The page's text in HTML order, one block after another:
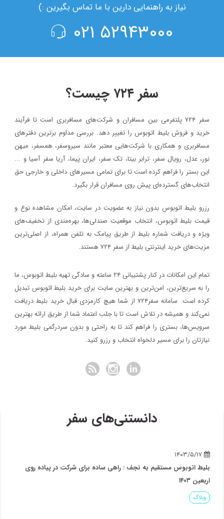
نیاز به راهنمایی دارین با ما تماس بگیرین :)
۵۲۹۴۳۰۰۰ ۰۲۱
سفر ۷۲۴ چیست؟
سفر ۷۲۴ پلتفرمی بین مسافران و شرکت‌های مسافربری است تا فرآیند
خرید و فروش بلیط اتوبوس را تغییر دهد. بررسی مداوم برترین دفترهای
مسافربری و همکاری با شرکت‌هایی معتبر مانند سیروسفر، همسفر، میهن‌
نور، عدل، رویال سفر، ترابر بیتا، تک سفر، ایران پیما، آریا سفر آسیا و ...
این بستر را فراهم کرده است تا برای تمامی مسیرهای داخلی و خارجی حق
انتخاب‌های گسترده‌ای پیش روی مسافران قرار بگیرد.
رزرو بلیط اتوبوس بدون نیاز به عضویت در سایت، امکان مشاهده نوع و
قیمت بلیط اتوبوس، انتخاب موقعیت صندلی‌ها، بهره‌مندی از تخفیف‌های
ویژه و دریافت شماره‌ بلیط از طریق پیامک به تلفن همراه، از اصلی‌ترین
مزیت‌های خرید اینترنتی بلیط از سفر ۷۲۴ هستند.
تمام این امکانات در کنار پشتیبانی‌ ۲۴ ساعته و سادگی تهیه بلیط اتوبوس، ما
را به سریع‌ترین، امن‌ترین و بهترین سایت برای خرید بلیط اتوبوس تبدیل
کرده است. سامانه سفر۷۲۴ از شما هیچ کارمزدی قبال خرید بلیط دریافت
نمی‌کند و همیشه در تلاش است تا با جلب اعتماد شما از طریق ارائه بهترین
سرویس‌ها، بستری را فراهم کند تا به راحتی و بدون سردرگمی بلیط مورد
نیازتان را برای مسیر دلخواه انتخاب و رزرو کنید.
دانستنی‌های سفر
بلیط اتوبوس مستقیم به نجف : راهی ساده برای شرکت در پیاده روی
اربعین ۱۴۰۳
وبلاگ